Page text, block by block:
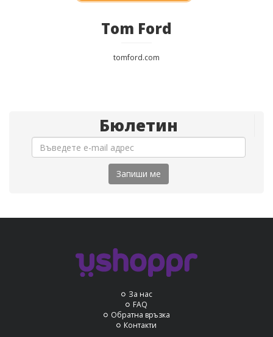
Tom Ford
tomford.com
Бюлетин
Запиши ме
За нас
FAQ
Обратна връзка
Контакти